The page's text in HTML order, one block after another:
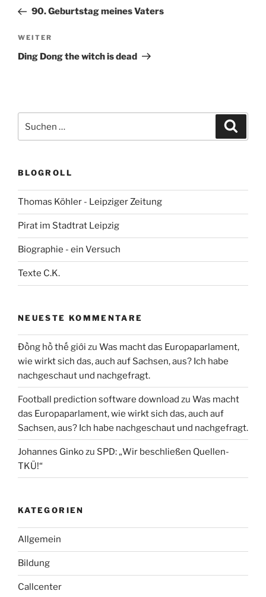
Beitrag
90. Geburtstag meines Vaters
Nächster
Beitrag
WEITER
Ding Dong the witch is dead
nach:
BLOGROLL
Thomas Köhler - Leipziger Zeitung
Pirat im Stadtrat Leipzig
Biographie - ein Versuch
Texte C.K.
NEUESTE KOMMENTARE
Đồng hồ thế giới zu Was macht das Europaparlament,
wie wirkt sich das, auch auf Sachsen, aus? Ich habe
nachgeschaut und nachgefragt.
Football prediction software download zu Was macht
das Europaparlament, wie wirkt sich das, auch auf
Sachsen, aus? Ich habe nachgeschaut und nachgefragt.
Johannes Ginkozu SPD: „Wir beschließen Quellen-
TKÜ!“
KATEGORIEN
Allgemein
Bildung
Callcenter